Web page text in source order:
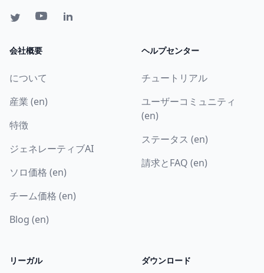
会社概要
について
産業 (en)
特徴
ジェネレーティブAI
ソロ価格 (en)
チーム価格 (en)
Blog (en)
ヘルプセンター
チュートリアル
ユーザーコミュニティ
(en)
ステータス (en)
請求とFAQ (en)
リーガル ダウンロード